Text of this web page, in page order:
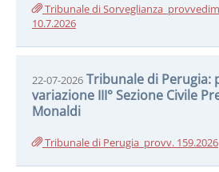
Tribunale di
10.7.2026
22-07-2026 Tribunale di Perugia:
variazione III° Sezione Civile
Monaldi
Tribunale di Perugia_provv. 159.2026